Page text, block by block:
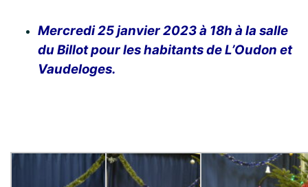
Mercredi 25 janvier 2023 à 18h à la salle
du Billot pour les habitants de L’Oudon et
Vaudeloges.